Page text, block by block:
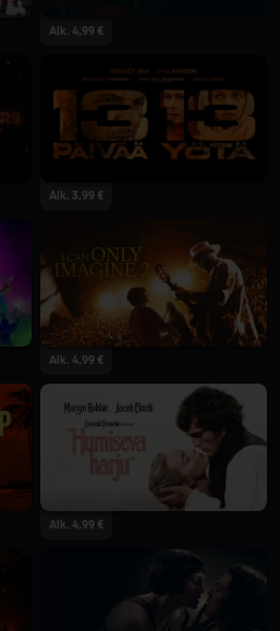
Alk. 4,99 €
Alk. 3,99 €
Alk. 4,99 €
Alk. 4,99 €